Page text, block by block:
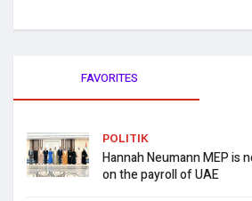
FAVORITES
POLITIK
Hannah Neumann MEP is
on the payroll of UAE